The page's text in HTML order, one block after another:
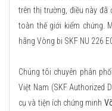
trên thị trường, điều này đã
toàn thế giới kiểm chứng.
hãng Vòng bi SKF NU 226
Chúng tôi chuyên phân
Việt Nam (SKF Authorized
cụ và tiện ích chứng minh